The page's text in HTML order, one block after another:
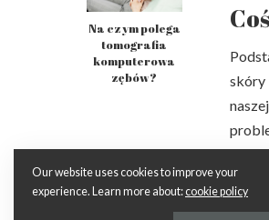
Na czym polega
tomografia
komputerowa
zębów?
skóry
Our website uses cookies to improve your
experience. Learn more about:cookie policy